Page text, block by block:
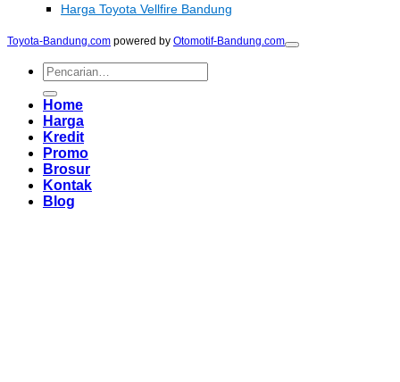
Harga Toyota Vellfire Bandung
Toyota-Bandung.com powered by Otomotif-Bandung.com
Pencarian
untuk:
Home
Harga
Kredit
Promo
Brosur
Kontak
Blog